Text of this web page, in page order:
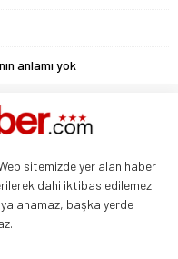
anlamı yok
sitemizde yer alan haber
dahi iktibas edilemez.
başka yerde